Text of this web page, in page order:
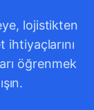
lojistikten
öğrenmek